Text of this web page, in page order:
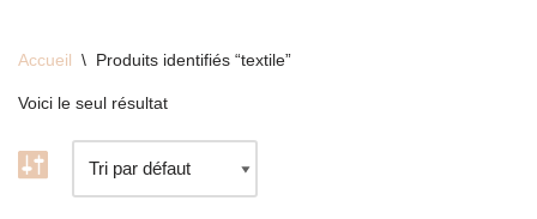
Accueil \ Produits identifiés “textile”
Voici le seul résultat